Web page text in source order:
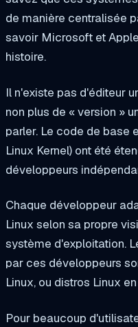
de manière centralisée
savoir Microsoft et
histoire.
Il n'existe pas d'éditeur
non plus de « version »
parler. Le code de base
Linux Kernel) ont été
développeurs
Chaque développeur
Linux selon sa propre
système d'exploitation.
par ces développeurs
Linux, ou distros Linux
Pour beaucoup